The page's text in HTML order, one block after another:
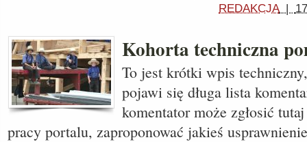
REDAKCJA|
Kohorta techniczna
To jest krótki wpis
pojawi się długa lista
komentator może zgłosić
pracy portalu, zaproponować jakieś